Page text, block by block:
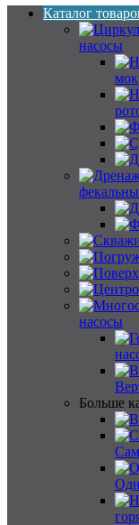
Каталог
насосы
насосы
Больше